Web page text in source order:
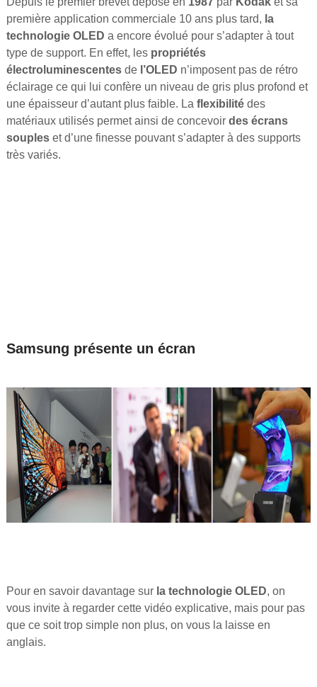
première application commerciale 10 ans plus tard, la
technologie OLED a encore évolué pour s’adapter à tout
type de support. En effet, les propriétés
électroluminescentesde l’OLED n’imposent pas de rétro
éclairage ce qui lui confère un niveau de gris plus profond et
une épaisseur d’autant plus faible. La flexibilité des
matériaux utilisés permet ainsi de concevoirdes écrans
soupleset d’une finesse pouvant s’adapter à des supports
très variés.
Samsung présente un écran
Pour en savoir davantage sur la technologie OLED, on
vous invite à regarder cette vidéo explicative, mais pour pas
que ce soit trop simple non plus, on vous la laisse en
anglais.